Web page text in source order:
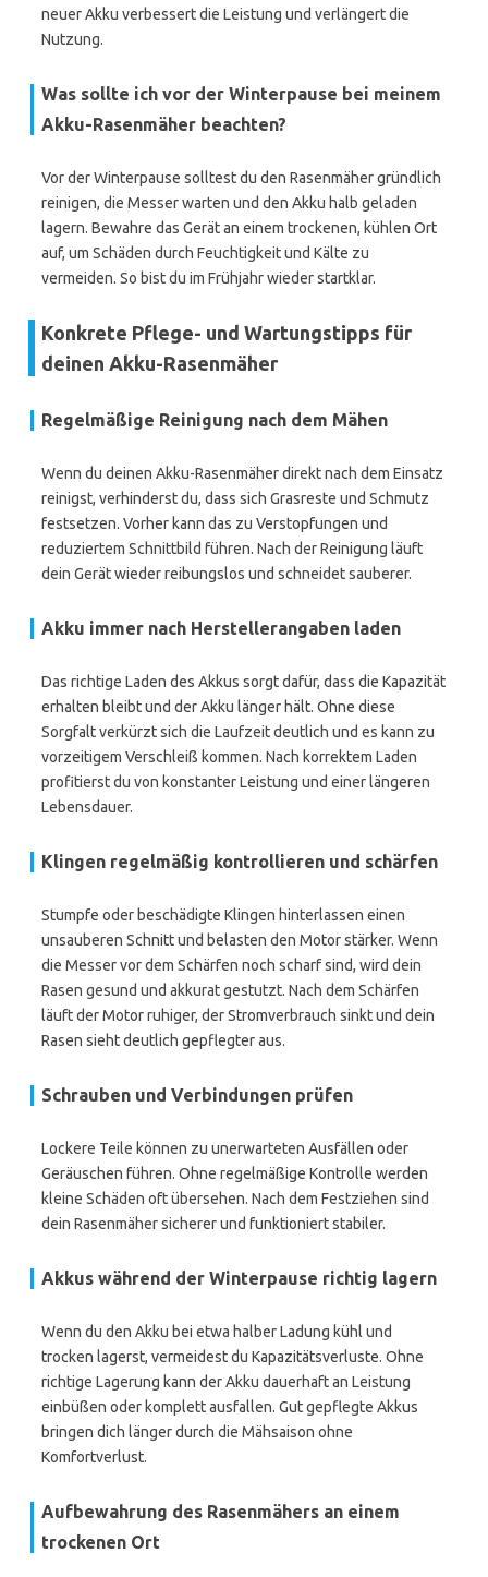
neuer Akku verbessert die Leistung und verlängert die
Nutzung.
Was sollte ich vor der Winterpause bei meinem
Akku-Rasenmäher beachten?
Vor der Winterpause solltest du den Rasenmäher gründlich
reinigen, die Messer warten und den Akku halb geladen
lagern. Bewahre das Gerät an einem trockenen, kühlen Ort
auf, um Schäden durch Feuchtigkeit und Kälte zu
vermeiden. So bist du im Frühjahr wieder startklar.
Konkrete Pflege- und Wartungstipps für
deinen Akku-Rasenmäher
Regelmäßige Reinigung nach dem Mähen
Wenn du deinen Akku-Rasenmäher direkt nach dem Einsatz
reinigst, verhinderst du, dass sich Grasreste und Schmutz
festsetzen. Vorher kann das zu Verstopfungen und
reduziertem Schnittbild führen. Nach der Reinigung läuft
dein Gerät wieder reibungslos und schneidet sauberer.
Akku immer nach Herstellerangaben laden
Das richtige Laden des Akkus sorgt dafür, dass die Kapazität
erhalten bleibt und der Akku länger hält. Ohne diese
Sorgfalt verkürzt sich die Laufzeit deutlich und es kann zu
vorzeitigem Verschleiß kommen. Nach korrektem Laden
profitierst du von konstanter Leistung und einer längeren
Lebensdauer.
Klingen regelmäßig kontrollieren und schärfen
Stumpfe oder beschädigte Klingen hinterlassen einen
unsauberen Schnitt und belasten den Motor stärker. Wenn
die Messer vor dem Schärfen noch scharf sind, wird dein
Rasen gesund und akkurat gestutzt. Nach dem Schärfen
läuft der Motor ruhiger, der Stromverbrauch sinkt und dein
Rasen sieht deutlich gepflegter aus.
Schrauben und Verbindungen prüfen
Lockere Teile können zu unerwarteten Ausfällen oder
Geräuschen führen. Ohne regelmäßige Kontrolle werden
kleine Schäden oft übersehen. Nach dem Festziehen sind
dein Rasenmäher sicherer und funktioniert stabiler.
Akkus während der Winterpause richtig lagern
Wenn du den Akku bei etwa halber Ladung kühl und
trocken lagerst, vermeidest du Kapazitätsverluste. Ohne
richtige Lagerung kann der Akku dauerhaft an Leistung
einbüßen oder komplett ausfallen. Gut gepflegte Akkus
bringen dich länger durch die Mähsaison ohne
Komfortverlust.
Aufbewahrung des Rasenmähers an einem
trockenen Ort